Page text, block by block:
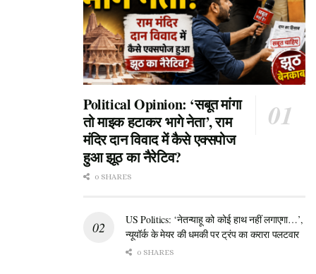
Political Opinion: ‘सबूत मांगा
तो माइक हटाकर भागे नेता’, राम
मंदिर दान विवाद में कैसे एक्सपोज
हुआ झूठ का नैरेटिव?
0 SHARES
US Politics: ‘नेतन्याहू को कोई हाथ नहीं लगाएगा…’,
न्यूयॉर्क के मेयर की धमकी पर ट्रंप का करारा पलटवार
0 SHARES